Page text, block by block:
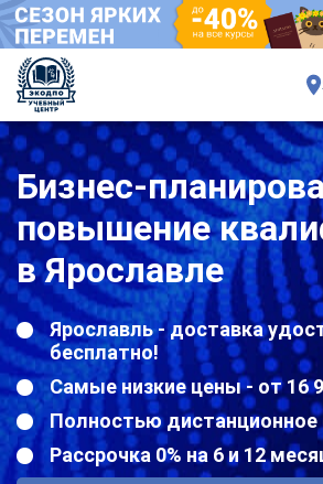
Бизнес-
повышение
в Ярославле
Ярославль - доставка
бесплатно!
Самые низкие цены - от 16
Полностью дистанционное
Рассрочка 0% на 6 и 12